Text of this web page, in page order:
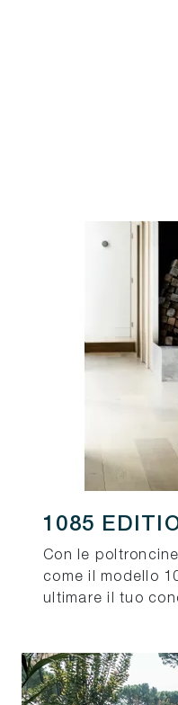
1085
Con le
come il modello
ultimare il tuo